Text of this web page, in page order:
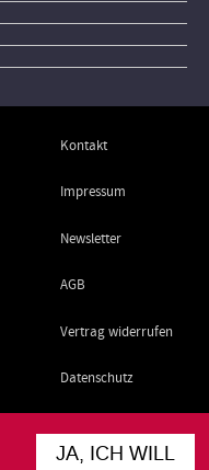
JA, ICH WILL
Kontakt
Impressum
Newsletter
AGB
Vertrag widerrufen
Datenschutz